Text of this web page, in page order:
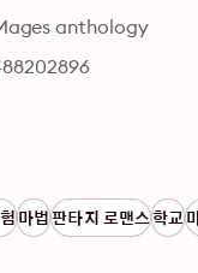
anthology
마법판타지 로맨스학교